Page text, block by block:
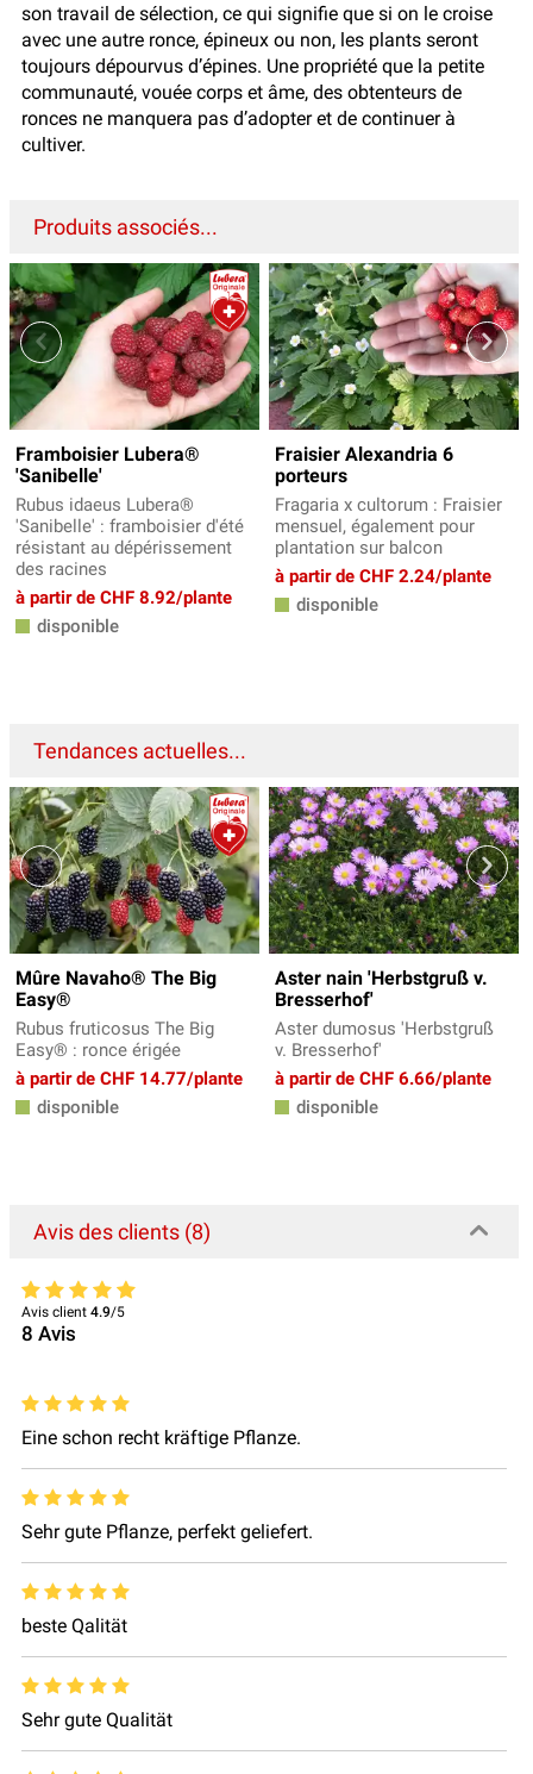
son travail de sélection, ce qui signifie que si on le croise
avec une autre ronce, épineux ou non, les plants seront
toujours dépourvus d’épines. Une propriété que la petite
communauté, vouée corps et âme, des obtenteurs de
ronces ne manquera pas d’adopter et de continuer à
cultiver.
Produits associés...
Framboisier Lubera®
'Sanibelle'
Rubus idaeus Lubera®
'Sanibelle' : framboisier d'été
résistant au dépérissement
des racines
à partir de CHF 8.92/plante
disponible
Fraisier Alexandria 6
porteurs
Fragaria x cultorum : Fraisier
mensuel, également pour
plantation sur balcon
à partir de CHF 2.24/plante
disponible
Tendances actuelles...
Mûre Navaho® The Big
Easy®
Rubus fruticosus The Big
Easy® : ronce érigée
à partir de CHF 14.77/plante
disponible
Aster nain 'Herbstgruß v.
Bresserhof'
Aster dumosus 'Herbstgruß
v. Bresserhof'
à partir de CHF 6.66/plante
disponible
Avis des clients (8)
Avis client 4.9/5
8 Avis
Eine schon recht kräftige Pflanze.
Sehr gute Pflanze, perfekt geliefert.
beste Qalität
Sehr gute Qualität